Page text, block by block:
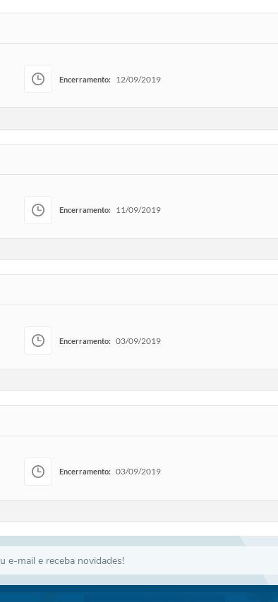
Encerramento: 12/09/2019
Encerramento: 11/09/2019
Encerramento: 03/09/2019
Encerramento: 03/09/2019